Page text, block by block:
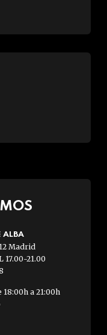
ALBA
Madrid
17.00-21.00
a 21:00h